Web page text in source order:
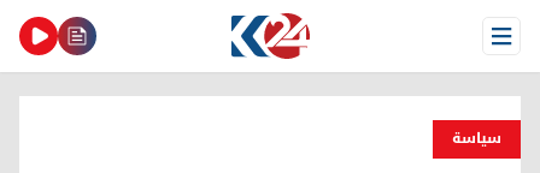
Open Menu
سیاسة